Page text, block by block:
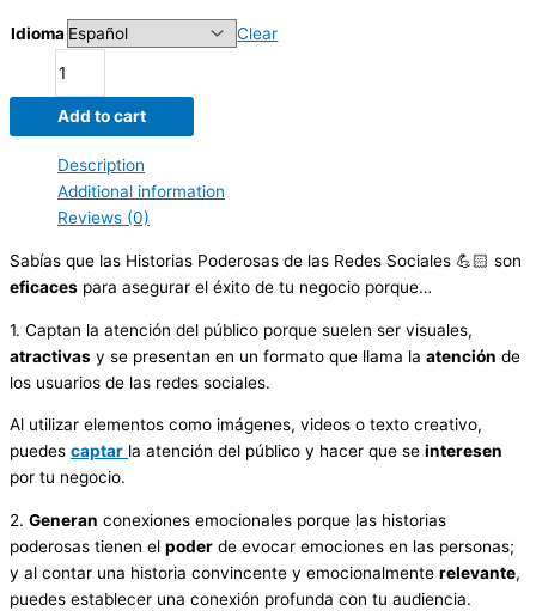
Idioma Clear
Add to cart
Description
Additional information
Reviews (0)
Sabías que las Historias Poderosas de las Redes Sociales 💪🏻 son
eficaces para asegurar el éxito de tu negocio porque…
1. Captan la atención del público porque suelen ser visuales,
atractivas y se presentan en un formato que llama la atención de
los usuarios de las redes sociales.
Al utilizar elementos como imágenes, videos o texto creativo,
puedes captar la atención del público y hacer que se interesen
por tu negocio.
2. Generan conexiones emocionales porque las historias
poderosas tienen el poder de evocar emociones en las personas;
y al contar una historia convincente y emocionalmente relevante,
puedes establecer una conexión profunda con tu audiencia.